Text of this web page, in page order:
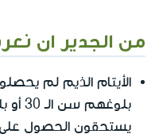
من الجدير ان
الأيتام الذيم لم
يستحقون الحصول